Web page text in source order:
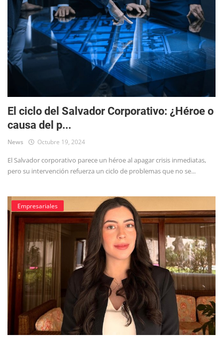
El ciclo del Salvador Corporativo: ¿Héroe o
causa del p...
News Octubre 19, 2024
El Salvador corporativo parece un héroe al apagar crisis inmediatas,
pero su intervención refuerza un ciclo de problemas que no se...
Empresariales